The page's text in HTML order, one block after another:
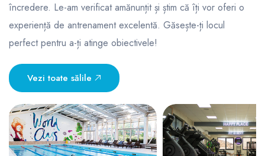
încredere. Le-am verificat amănunțit și știm că îți vor oferi o
experiență de antrenament excelentă. Găsește-ți locul
perfect pentru a-ți atinge obiectivele!
Vezi toate sălile